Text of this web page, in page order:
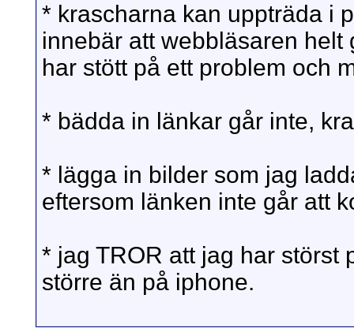
* krascharna kan uppträda i
innebär att webbläsaren
har stött på ett problem och
* bädda in länkar går inte,
* lägga in bilder som jag
eftersom länken inte går att
* jag TROR att jag har störst
större än på iphone.